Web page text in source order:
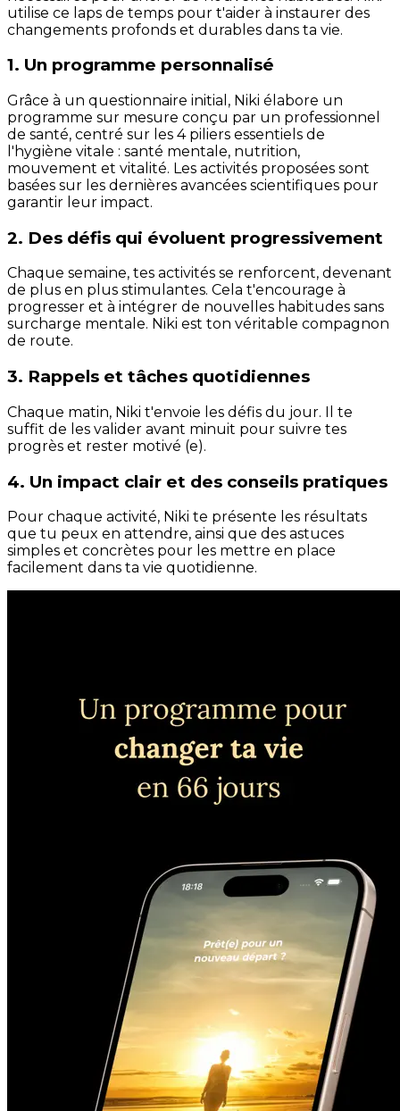
utilise ce laps de temps pour t'aider à instaurer des
changements profonds et durables dans ta vie.
1. Un programme personnalisé
Grâce à un questionnaire initial, Niki élabore un
programme sur mesure conçu par un professionnel
de santé, centré sur les 4 piliers essentiels de
l'hygiène vitale : santé mentale, nutrition,
mouvement et vitalité. Les activités proposées sont
basées sur les dernières avancées scientifiques pour
garantir leur impact.
2. Des défis qui évoluent progressivement
Chaque semaine, tes activités se renforcent, devenant
de plus en plus stimulantes. Cela t'encourage à
progresser et à intégrer de nouvelles habitudes sans
surcharge mentale. Niki est ton véritable compagnon
de route.
3. Rappels et tâches quotidiennes
Chaque matin, Niki t'envoie les défis du jour. Il te
suffit de les valider avant minuit pour suivre tes
progrès et rester motivé (e).
4. Un impact clair et des conseils pratiques
Pour chaque activité, Niki te présente les résultats
que tu peux en attendre, ainsi que des astuces
simples et concrètes pour les mettre en place
facilement dans ta vie quotidienne.